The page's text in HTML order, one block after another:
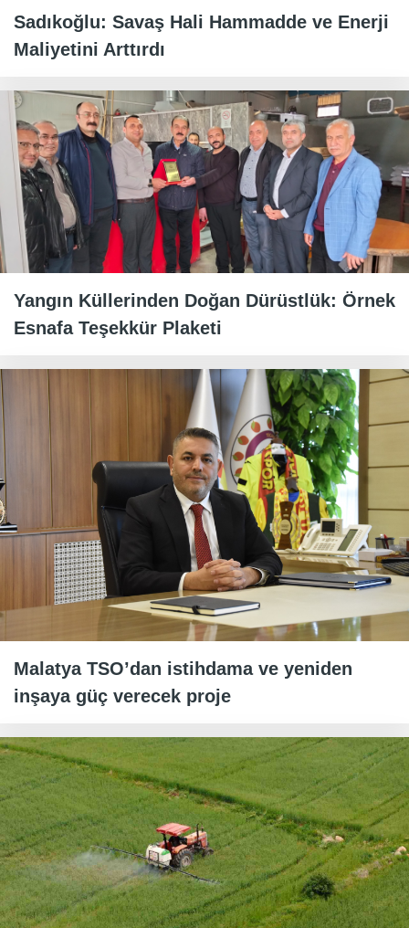
Sadıkoğlu: Savaş Hali Hammadde ve Enerji
Maliyetini Arttırdı
Yangın Küllerinden Doğan Dürüstlük: Örnek
Esnafa Teşekkür Plaketi
Malatya TSO’dan istihdama ve yeniden
inşaya güç verecek proje